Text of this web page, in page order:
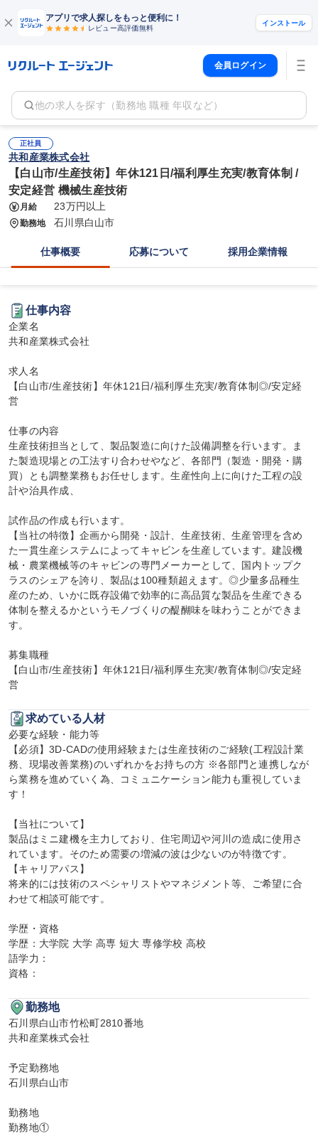
アプリで求人探しをもっと便利に！
レビュー高評価無料
インストール
会員ログイン
他の求人を探す（勤務地 職種 年収など）
正社員
共和産業株式会社
【白山市/生産技術】年休121日/福利厚生充実/教育体制 /
安定経営 機械生産技術
月給 23万円以上
勤務地 石川県白山市
仕事概要 応募について 採用企業情報
仕事内容
企業名
共和産業株式会社
求人名
【白山市/生産技術】年休121日/福利厚生充実/教育体制◎/安定経
営
仕事の内容
生産技術担当として、製品製造に向けた設備調整を行います。ま
た製造現場との工法すり合わせやなど、各部門（製造・開発・購
買）とも調整業務もお任せします。生産性向上に向けた工程の設
計や治具作成、
試作品の作成も行います。
【当社の特徴】企画から開発・設計、生産技術、生産管理を含め
た一貫生産システムによってキャビンを生産しています。建設機
械・農業機械等のキャビンの専門メーカーとして、国内トップク
ラスのシェアを誇り、製品は100種類超えます。◎少量多品種生
産のため、いかに既存設備で効率的に高品質な製品を生産できる
体制を整えるかというモノづくりの醍醐味を味わうことができま
す。
募集職種
【白山市/生産技術】年休121日/福利厚生充実/教育体制◎/安定経
営
求めている人材
必要な経験・能力等
【必須】3D-CADの使用経験または生産技術のご経験(工程設計業
務、現場改善業務)のいずれかをお持ちの方 ※各部門と連携しなが
ら業務を進めていく為、コミュニケーション能力も重視していま
す！
【当社について】
製品はミニ建機を主力しており、住宅周辺や河川の造成に使用さ
れています。そのため需要の増減の波は少ないのが特徴です。
【キャリアパス】
将来的には技術のスペシャリストやマネジメント等、ご希望に合
わせて相談可能です。
学歴・資格
学歴：大学院 大学 高専 短大 専修学校 高校
語学力：
資格：
勤務地
石川県白山市竹松町2810番地
共和産業株式会社
予定勤務地
石川県白山市
勤務地
勤務地①